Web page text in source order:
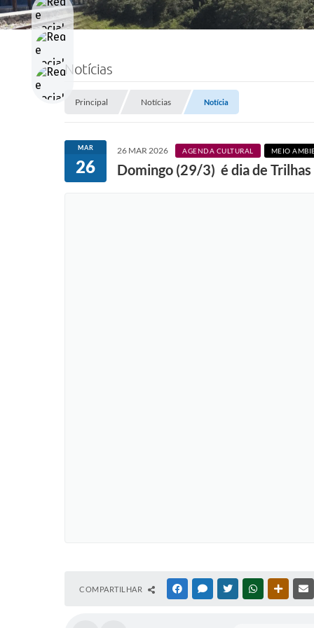
Notícias
Principal Notícias Notícia
MAR
26
26 MAR 2026 AGENDA CULTURAL MEIO
Domingo (29/3) é dia de
COMPARTILHAR FACEBOOKMESSENGER
TWITTERWHATSAPP